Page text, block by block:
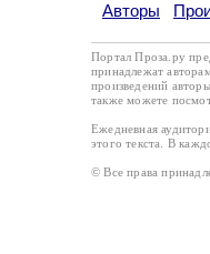
Авторы
Портал Проза.ру
принадлежат
произведений
также можете
Ежедневная
этого текста. В
© Все права